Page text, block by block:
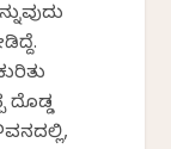
ದೊಡ್ಡ